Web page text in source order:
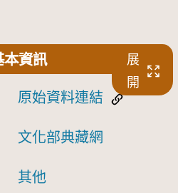
本資訊
展
開
原始資料連結
文化部典藏網
其他